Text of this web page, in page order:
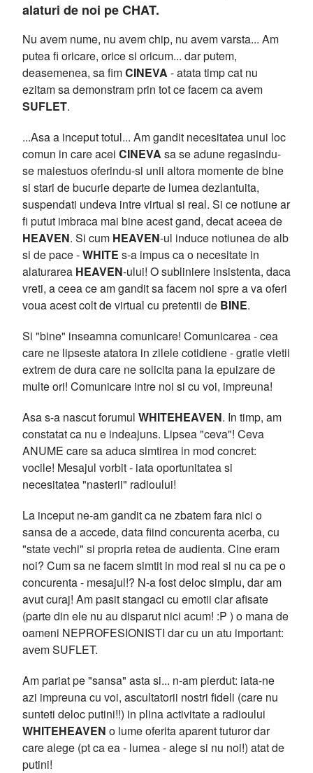
alaturi de noi pe CHAT.
Nu avem nume, nu avem chip, nu avem varsta... Am
putea fi oricare, orice si oricum... dar putem,
deasemenea, sa fimCINEVA - atata timp cat nu
ezitam sa demonstram prin tot ce facem ca avem
SUFLET.
...Asa a inceput totul... Am gandit necesitatea unui loc
comun in care acei CINEVA sa se adune regasindu-
se maiestuos oferindu-si unii altora momente de bine
si stari de bucurie departe de lumea dezlantuita,
suspendati undeva intre virtual si real. Si ce notiune ar
fi putut imbraca mai bine acest gand, decat aceea de
HEAVEN. Si cum HEAVEN-ul induce notiunea de alb
si de pace -WHITE s-a impus ca o necesitate in
alaturarea HEAVEN-ului! O subliniere insistenta, daca
vreti, a ceea ce am gandit sa facem noi spre a va oferi
voua acest colt de virtual cu pretentii de BINE.
Si "bine" inseamna comunicare! Comunicarea - cea
care ne lipseste atatora in zilele cotidiene - gratie vietii
extrem de dura care ne solicita pana la epuizare de
multe ori! Comunicare intre noi si cu voi, impreuna!
Asa s-a nascut forumul WHITEHEAVEN. In timp, am
constatat ca nu e indeajuns. Lipsea "ceva"! Ceva
ANUME care sa aduca simtirea in mod concret:
vocile! Mesajul vorbit - iata oportunitatea si
necesitatea "nasterii" radioului!
La inceput ne-am gandit ca ne zbatem fara nici o
sansa de a accede, data fiind concurenta acerba, cu
"state vechi" si propria retea de audienta. Cine eram
noi? Cum sa ne facem simtit in mod real si nu ca pe o
concurenta - mesajul!? N-a fost deloc simplu, dar am
avut curaj! Am pasit stangaci cu emotii clar afisate
(parte din ele nu au disparut nici acum! :P ) o mana de
oameni NEPROFESIONISTI dar cu un atu important:
avem SUFLET.
Am pariat pe "sansa" asta si... n-am pierdut: iata-ne
azi impreuna cu voi, ascultatorii nostri fideli (care nu
sunteti deloc putini!!) in plina activitate a radioului
WHITEHEAVEN o lume oferita aparent tuturor dar
care alege (pt ca ea - lumea - alege si nu noi!) atat de
putini!